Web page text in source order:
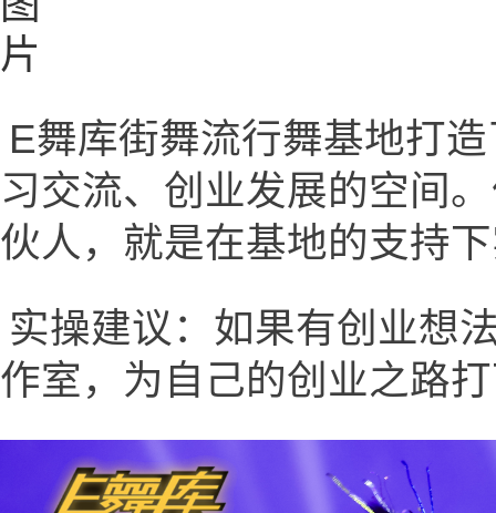
E舞库街舞流行舞基地打
习交流、创业发展的空间
伙人，就是在基地的支持
实操建议：如果有创业想
作室，为自己的创业之路